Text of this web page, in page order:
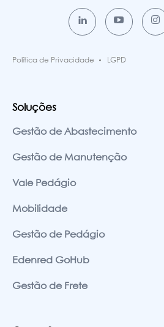
Política de Privacidade LGPD
Soluções
Gestão de Abastecimento
Gestão de Manutenção
Vale Pedágio
Mobilidade
Gestão de Pedágio
Edenred GoHub
Gestão de Frete